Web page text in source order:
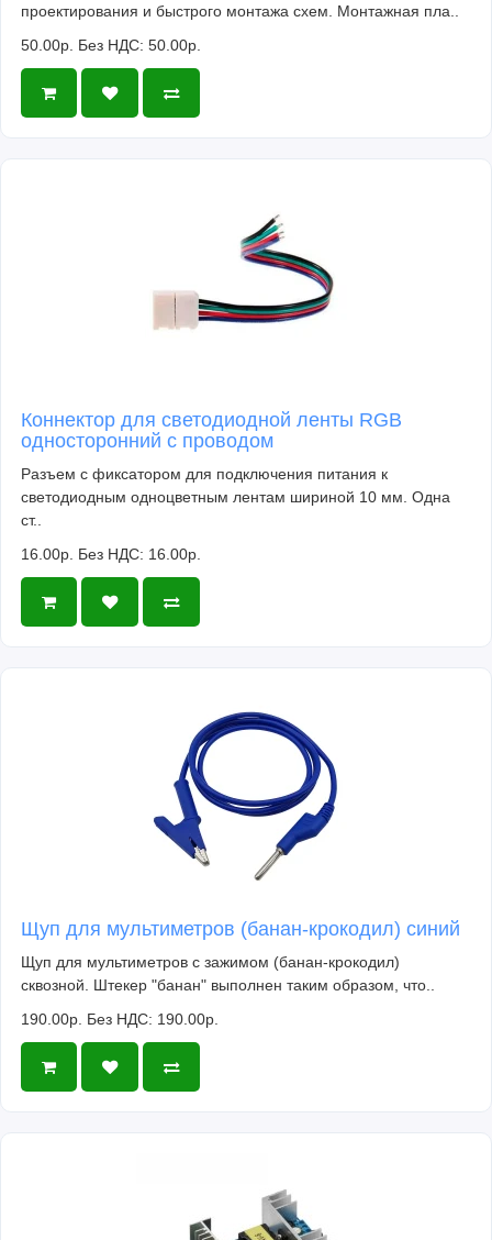
проектирования и быстрого монтажа схем. Монтажная пла..
50.00р. Без НДС: 50.00р.
Коннектор для светодиодной ленты RGB
односторонний с проводом
Разъем с фиксатором для подключения питания к
светодиодным одноцветным лентам шириной 10 мм. Одна
ст..
16.00р. Без НДС: 16.00р.
Щуп для мультиметров (банан-крокодил) синий
Щуп для мультиметров с зажимом (банан-крокодил)
сквозной. Штекер "банан" выполнен таким образом, что..
190.00р. Без НДС: 190.00р.